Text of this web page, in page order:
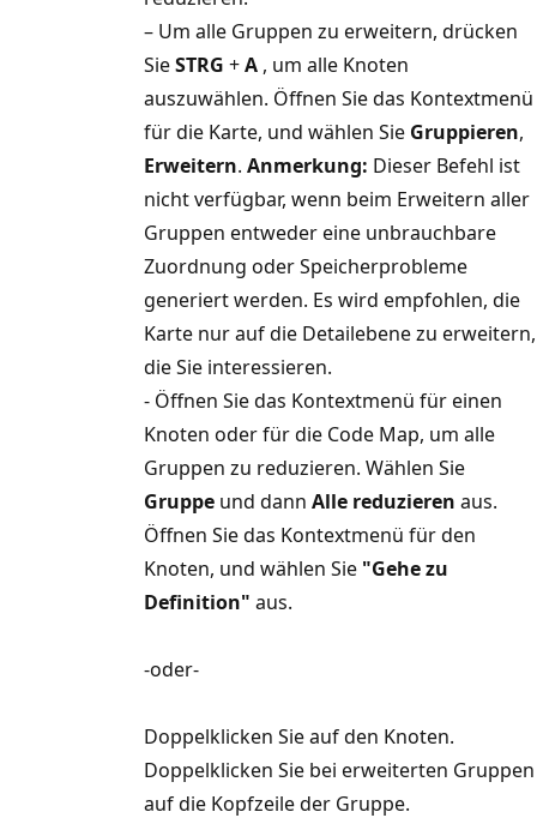
– Um alle Gruppen zu erweitern, drücken
SieSTRG +A , um alle Knoten
auszuwählen. Öffnen Sie das Kontextmenü
für die Karte, und wählen Sie Gruppieren,
Erweitern. Anmerkung: Dieser Befehl ist
nicht verfügbar, wenn beim Erweitern aller
Gruppen entweder eine unbrauchbare
Zuordnung oder Speicherprobleme
generiert werden. Es wird empfohlen, die
Karte nur auf die Detailebene zu erweitern,
die Sie interessieren.
- Öffnen Sie das Kontextmenü für einen
Knoten oder für die Code Map, um alle
Gruppen zu reduzieren. Wählen Sie
Gruppe und dann Alle reduzieren aus.
Öffnen Sie das Kontextmenü für den
Knoten, und wählen Sie "Gehe zu
Definition" aus.
-oder-
Doppelklicken Sie auf den Knoten.
Doppelklicken Sie bei erweiterten Gruppen
auf die Kopfzeile der Gruppe.